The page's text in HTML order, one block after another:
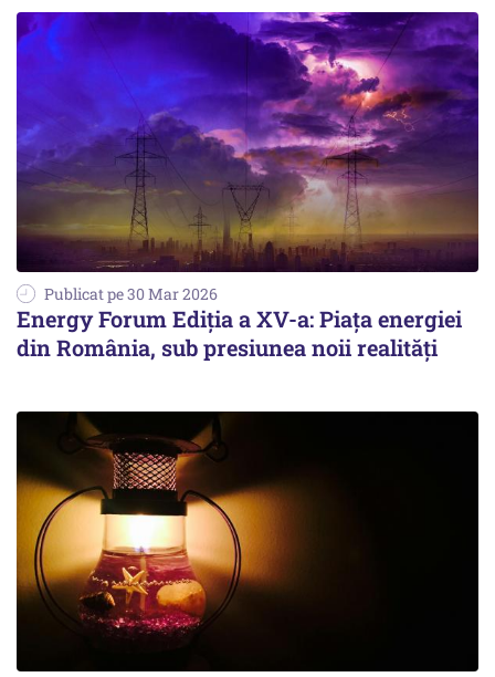
Publicat pe 30 Mar 2026
Energy Forum Ediția a XV-a: Piața energiei
din România, sub presiunea noii realități